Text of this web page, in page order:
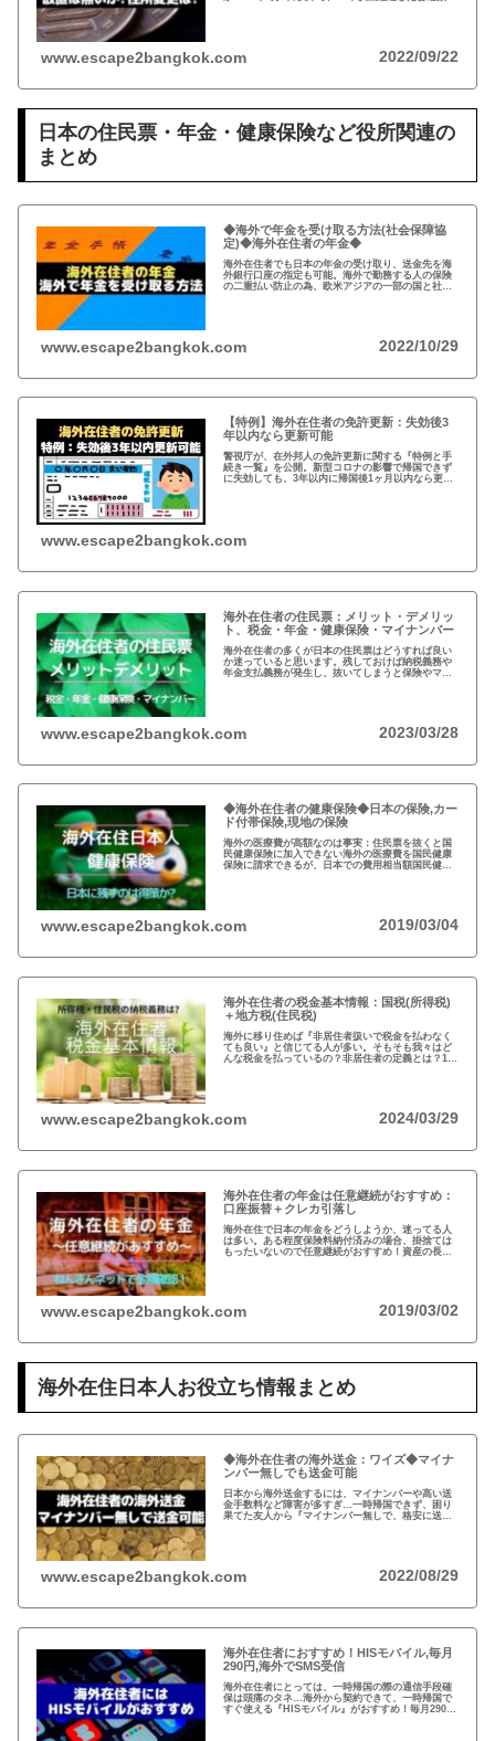
www.escape2bangkok.com 2022/09/22
日本の住民票・年金・健康保険など役所関連の
まとめ
◆海外で年金を受け取る方法(社会保障協
定)◆海外在住者の年金◆
海外在住者でも日本の年金の受け取り、送金先を海
外銀行口座の指定も可能。海外で勤務する人の保険
の二重払い防止の為、欧米アジアの一部の国と社会
www.escape2bangkok.com 2022/10/29
【特例】海外在住者の免許更新：失効後3
年以内なら更新可能
警視庁が、在外邦人の免許更新に関する『特例と手
続き一覧』を公開。新型コロナの影響で帰国できず
に失効しても、3年以内に帰国後1ヶ月以内なら更新
www.escape2bangkok.com
海外在住者の住民票：メリット・デメリッ
ト、税金・年金・健康保険・マイナンバー
海外在住者の多くが日本の住民票はどうすれば良い
か迷っていると思います。残しておけば納税義務や
年金支払義務が発生し、抜いてしまうと保険やマイ
www.escape2bangkok.com 2023/03/28
◆海外在住者の健康保険◆日本の保険,カー
ド付帯保険,現地の保険
海外の医療費が高額なのは事実：住民票を抜くと国
民健康保険に加入できない海外の医療費を国民健康
保険に請求できるが、日本での費用相当額国民健康
www.escape2bangkok.com 2019/03/04
海外在住者の税金基本情報：国税(所得税)
＋地方税(住民税)
海外に移り住めば『非居住者扱いで税金を払わなく
ても良い』と信じてる人が多い。そもそも我々はど
んな税金を払っているの？非居住者の定義とは？1月
www.escape2bangkok.com 2024/03/29
海外在住者の年金は任意継続がおすすめ：
口座振替＋クレカ引落し
海外在住で日本の年金をどうしようか、迷ってる人
は多い。ある程度保険料納付済みの場合、掛捨ては
もったいないので任意継続がおすすめ！資産の長期
www.escape2bangkok.com 2019/03/02
海外在住日本人お役立ち情報まとめ
◆海外在住者の海外送金：ワイズ◆マイナ
ンバー無しでも送金可能
日本から海外送金するには、マイナンバーや高い送
金手数料など障害が多すぎ…一時帰国できず、困り
果てた友人から『マイナンバー無しで、格安に送金
www.escape2bangkok.com 2022/08/29
海外在住者におすすめ！HISモバイル,毎月
290円,海外でSMS受信
海外在住者にとっては、一時帰国の際の通信手段確
保は頭痛のタネ…海外から契約できて、一時帰国で
すぐ使える『HISモバイル』がおすすめ！毎月290円